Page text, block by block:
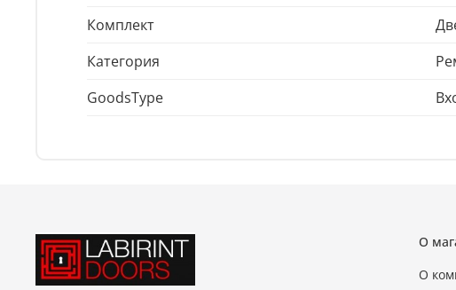
Комплект
Категория
GoodsType
О
О